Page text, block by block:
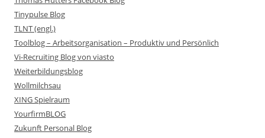
Tinypulse Blog
TLNT (engl.)
Toolblog – Arbeitsorganisation – Produktiv und Persönlich
Vi-Recruiting Blog von viasto
Weiterbildungsblog
Wollmilchsau
XING Spielraum
YourfirmBLOG
Zukunft Personal Blog